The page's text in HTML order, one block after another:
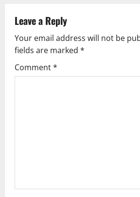
v
i
g
Leave a Reply
Your email address will not be
fields are marked *
Comment*